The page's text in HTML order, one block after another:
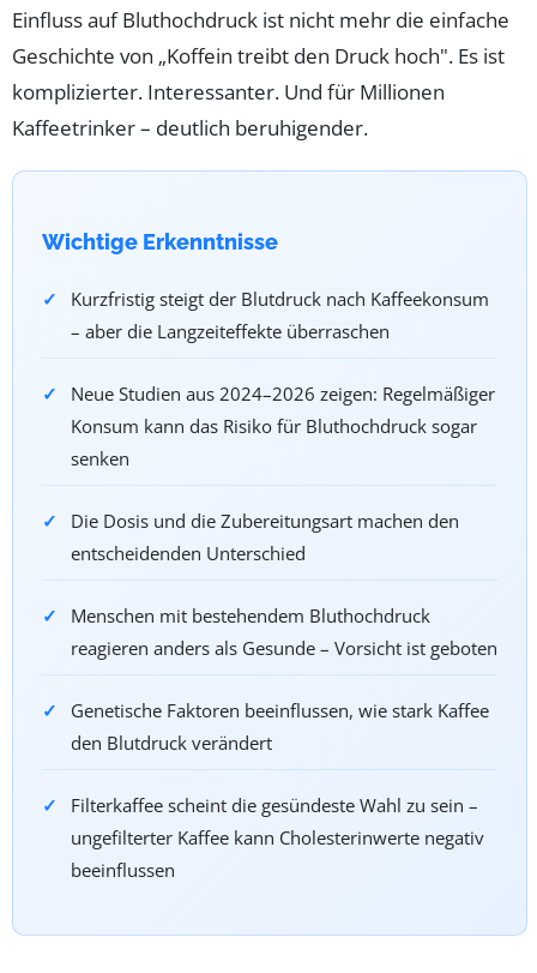
Einfluss auf Bluthochdruck ist nicht mehr die einfache
Geschichte von „Koffein treibt den Druck hoch". Es ist
komplizierter. Interessanter. Und für Millionen
Kaffeetrinker – deutlich beruhigender.
Wichtige Erkenntnisse
Kurzfristig steigt der Blutdruck nach Kaffeekonsum
– aber die Langzeiteffekte überraschen
Neue Studien aus 2024–2026 zeigen: Regelmäßiger
Konsum kann das Risiko für Bluthochdruck sogar
senken
Die Dosis und die Zubereitungsart machen den
entscheidenden Unterschied
Menschen mit bestehendem Bluthochdruck
reagieren anders als Gesunde – Vorsicht ist geboten
Genetische Faktoren beeinflussen, wie stark Kaffee
den Blutdruck verändert
Filterkaffee scheint die gesündeste Wahl zu sein –
ungefilterter Kaffee kann Cholesterinwerte negativ
beeinflussen